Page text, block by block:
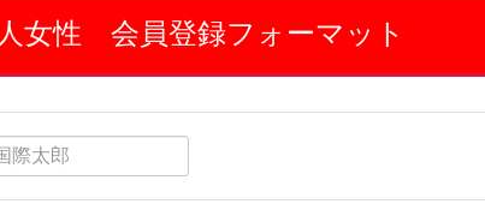
女性 会員登録フォーマット